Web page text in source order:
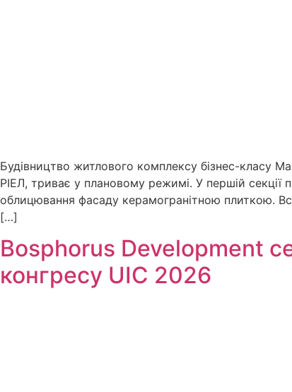
Будівництво житлового комплексу бізнес-класу
РІЕЛ, триває у плановому режимі. У першій секції
облицювання фасаду керамогранітною плиткою.
[…]
Bosphorus Development
конгресу UIC 2026